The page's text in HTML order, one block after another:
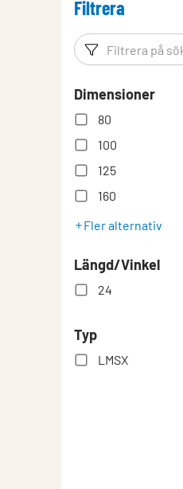
Montering
Montering,
RoHS,
Filtrera
Filtreringsord
Dimensioner
80
100
125
160
Fler alternativ
Längd/Vinkel
24
Typ
LMSX